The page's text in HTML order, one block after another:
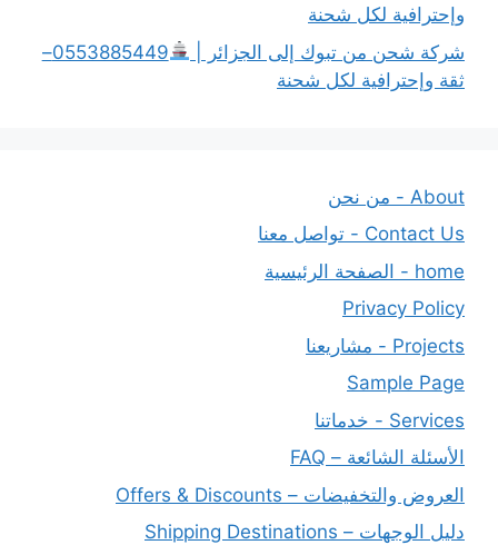
وإحترافية لكل شحنة
شركة شحن من تبوك إلى الجزائر |
0553885449–
ثقة وإحترافية لكل شحنة
About - من نحن
Contact Us - تواصل معنا
home - الصفحة الرئيسية
Privacy Policy
Projects - مشاريعنا
Sample Page
Services - خدماتنا
الأسئلة الشائعة – FAQ
العروض والتخفيضات – Offers & Discounts
دليل الوجهات – Shipping Destinations